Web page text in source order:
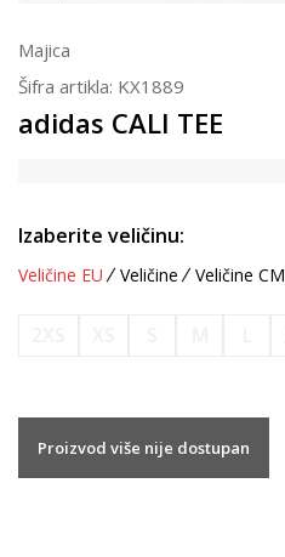
Majica
Šifra artikla: KX1889
adidas CALI TEE
Izaberite veličinu:
Veličine EU Veličine Veličine CM
Proizvod više nije dostupan